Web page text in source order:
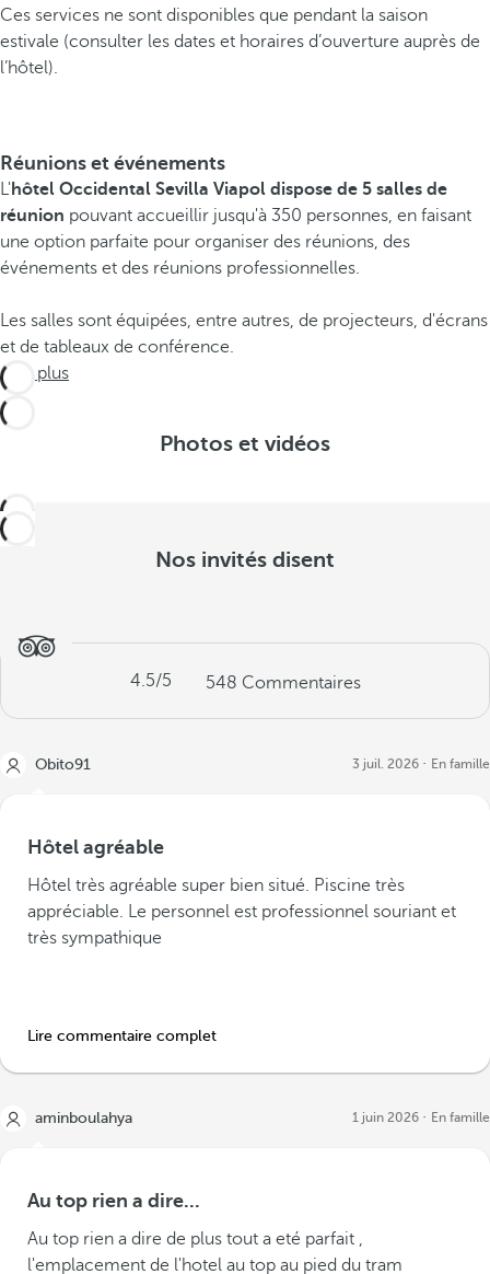
Ces services ne sont disponibles que pendant la saison
estivale (consulter les dates et horaires d’ouverture auprès de
l’hôtel).
Réunions et événements
L' hôtel Occidental Sevilla Viapol dispose de 5 salles de
réunion pouvant accueillir jusqu'à 350 personnes, en faisant
une option parfaite pour organiser des réunions, des
événements et des réunions professionnelles.
Les salles sont équipées, entre autres, de projecteurs, d'écrans
et de tableaux de conférence.
Voir plus
Photos et vidéos
Nos invités disent
4.5/5 548 Commentaires
Obito91 3 juil. 2026 En famille
Hôtel agréable
Hôtel très agréable super bien situé. Piscine très
appréciable. Le personnel est professionnel souriant et
très sympathique
Lire commentaire complet
aminboulahya 1 juin 2026 En famille
Au top rien a dire...
Au top rien a dire de plus tout a eté parfait ,
l'emplacement de l'hotel au top au pied du tram